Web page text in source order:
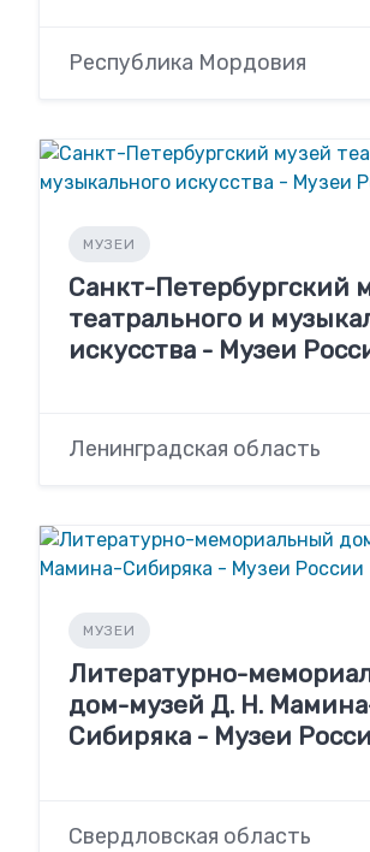
Республика Мордовия
МУЗЕИ
Санкт-Петербургский
театрального и
искусства - Музеи
Ленинградская область
МУЗЕИ
Литературно-
дом-музей Д. Н.
Сибиряка - Музеи
Свердловская область